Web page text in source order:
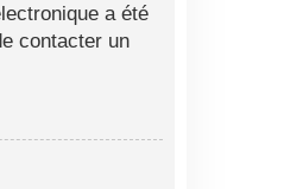
a été
contacter un